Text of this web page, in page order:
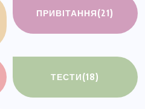
ПРИВІТАННЯ(21)
ТЕСТИ(18)